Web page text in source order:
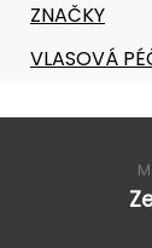
ZNAČKY
VLASOVÁ